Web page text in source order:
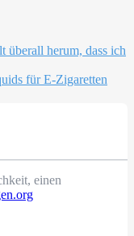
überall herum, dass ich
für E-Zigaretten
einen